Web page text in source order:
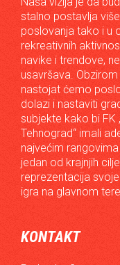
stalno postavlja
poslovanja tako i u
rekreativnih
navike i trendove,
usavršava.
nastojat ćemo
dolazi i nastaviti
subjekte kako bi FK
Tehnograd“ imali
najvećim
jedan od krajnjih
reprezentacija
igra na glavnom
KONTAKT